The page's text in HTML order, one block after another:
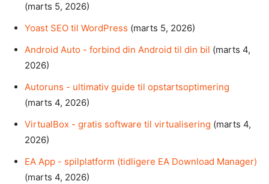
(marts 5, 2026)
Yoast SEO til WordPress (marts 5, 2026)
Android Auto - forbind din Android til din bil (marts 4,
2026)
Autoruns - ultimativ guide til opstartsoptimering
(marts 4, 2026)
VirtualBox - gratis software til virtualisering (marts 4,
2026)
EA App - spilplatform (tidligere EA Download Manager)
(marts 4, 2026)